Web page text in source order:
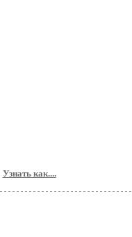
Узнать как....